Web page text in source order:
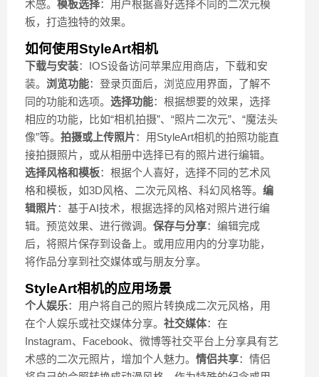
术感。 模板选择：用户根据喜好选择不同的二次元模
板，打造独特的效果。
如何使用StyleArt相机
下载与安装：IOS设备访问苹果应用商店，下载和安
装。 浏览功能：登录页面后，浏览应用界面，了解不
同的功能和选项。 选择功能：根据想要的效果，选择
相应的功能，比如“相机拍摄”、“照片二次元”、“魔法头
像”等。 拍摄或上传照片：用StyleArt相机的拍照功能直
接拍摄照片，或从相册中选择已有的照片进行编辑。
选择风格和模板：根据个人喜好，选择不同的艺术风
格和模板，如3D风格、二次元风格、科幻风格等。 编
辑照片：基于AI技术，根据选择的风格对照片进行编
辑。预览效果、进行微调。 保存与分享：编辑完成
后，将照片保存到设备上。或用应用内的分享功能，
将作品分享到社交媒体或与朋友分享。
StyleArt相机的应用场景
个人娱乐：用户将自己的照片转换成二次元风格，用
在个人娱乐或社交媒体分享。 社交媒体：在
Instagram、Facebook、微博等社交平台上分享具有艺
术感的二次元照片，增加个人魅力。 情侣共享：情侣